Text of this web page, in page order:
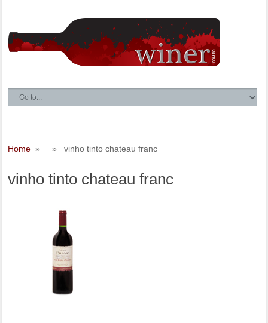
Home » » vinho tinto chateau franc
vinho tinto chateau franc